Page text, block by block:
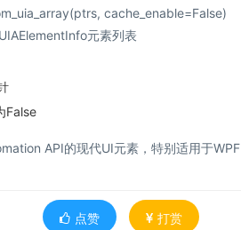
cache_enable=False)
元素列表
False
API的现代UI元素，特别适用于
点赞 打赏